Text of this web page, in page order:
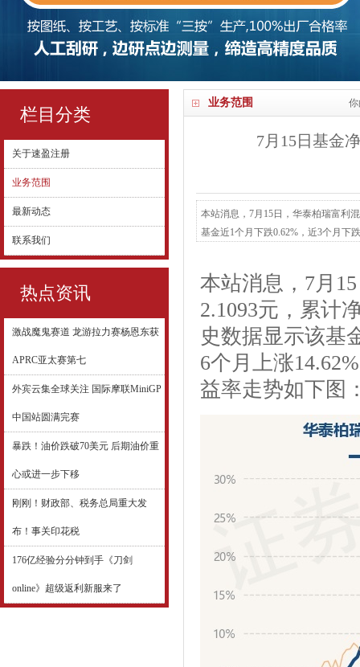
栏目分类
关于速盈注册
业务范围
最新动态
联系我们
热点资讯
激战魔鬼赛道 龙游拉力赛杨恩东获
APRC亚太赛第七
外宾云集全球关注 国际摩联MiniGP
中国站圆满完赛
暴跌！油价跌破70美元 后期油价重
心或进一步下移
刚刚！财政部、税务总局重大发
布！事关印花税
176亿经验分分钟到手《刀剑
online》超级返利新服来了
业务范围
7月15日基金
本站消息，7月15日，华泰柏瑞富利
基金近1个月下跌0.62%，近3个月下
本站消息，7月
2.1093元，累计
史数据显示该基
6个月上涨
益率走势如下图